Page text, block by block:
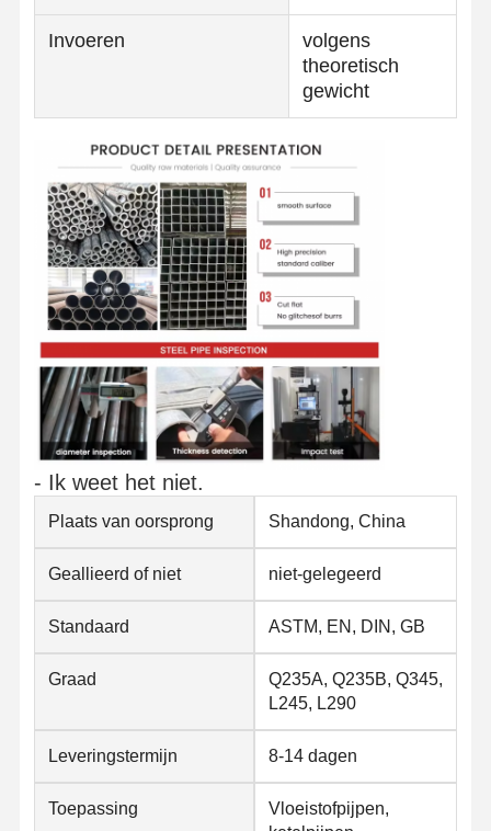
Thuis Producten Over Ons Fabrieksreis
Kwaliteitscont
Role
Contacteer
Ons
Nieuws
Gelaste staalpijpen
Naadloze Staalpijpen
Buizen van roestvrij staal
Precisie stalen buizen
Koudgewalste rollen
met een gewicht van niet meer dan 50 kg
Invoeren
volgens
theoretisch
gewicht
- Ik weet het niet.
Plaats van oorsprong Shandong, China
Geallieerd of niet niet-gelegeerd
Standaard ASTM, EN, DIN, GB
Graad
Q235A, Q235B, Q345,
L245, L290
Leveringstermijn 8-14 dagen
Toepassing
Vloeistofpijpen,